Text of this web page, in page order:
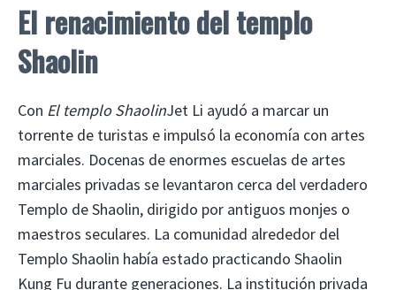
El renacimiento del templo
Shaolin
Con El templo ShaolinJet Li ayudó a marcar un
torrente de turistas e impulsó la economía con artes
marciales. Docenas de enormes escuelas de artes
marciales privadas se levantaron cerca del verdadero
Templo de Shaolin, dirigido por antiguos monjes o
maestros seculares. La comunidad alrededor del
Templo Shaolin había estado practicando Shaolin
Kung Fu durante generaciones. La institución privada